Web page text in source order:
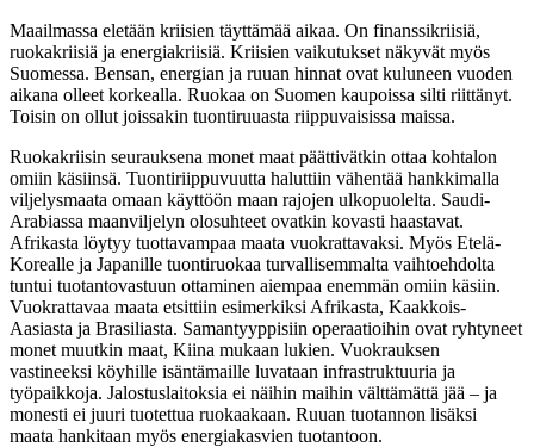
Maailmassa eletään kriisien täyttämää aikaa. On finanssikriisiä,
ruokakriisiä ja energiakriisiä. Kriisien vaikutukset näkyvät myös
Suomessa. Bensan, energian ja ruuan hinnat ovat kuluneen vuoden
aikana olleet korkealla. Ruokaa on Suomen kaupoissa silti riittänyt.
Toisin on ollut joissakin tuontiruuasta riippuvaisissa maissa.
Ruokakriisin seurauksena monet maat päättivätkin ottaa kohtalon
omiin käsiinsä. Tuontiriippuvuutta haluttiin vähentää hankkimalla
viljelysmaata omaan käyttöön maan rajojen ulkopuolelta. Saudi-
Arabiassa maanviljelyn olosuhteet ovatkin kovasti haastavat.
Afrikasta löytyy tuottavampaa maata vuokrattavaksi. Myös Etelä-
Korealle ja Japanille tuontiruokaa turvallisemmalta vaihtoehdolta
tuntui tuotantovastuun ottaminen aiempaa enemmän omiin käsiin.
Vuokrattavaa maata etsittiin esimerkiksi Afrikasta, Kaakkois-
Aasiasta ja Brasiliasta. Samantyyppisiin operaatioihin ovat ryhtyneet
monet muutkin maat, Kiina mukaan lukien. Vuokrauksen
vastineeksi köyhille isäntämaille luvataan infrastruktuuria ja
työpaikkoja. Jalostuslaitoksia ei näihin maihin välttämättä jää – ja
monesti ei juuri tuotettua ruokaakaan. Ruuan tuotannon lisäksi
maata hankitaan myös energiakasvien tuotantoon.